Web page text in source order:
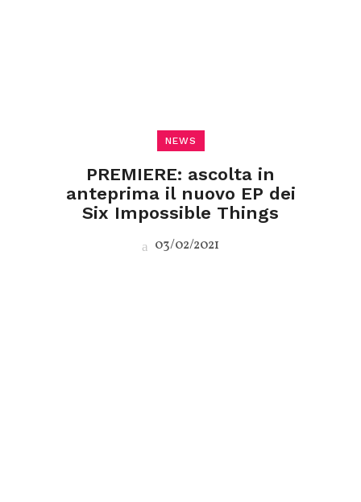
NEWS
PREMIERE: ascolta in
anteprima il nuovo EP dei
Six Impossible Things
03/02/2021